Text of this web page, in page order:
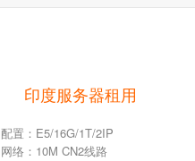
印度服务器租用
配置：E5/16G/1T/2IP
网络：10M CN2线路